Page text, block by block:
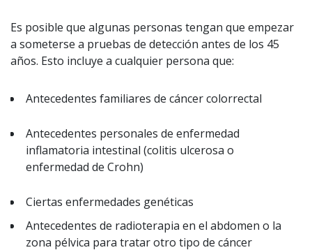
Es posible que algunas personas tengan que empezar
a someterse a pruebas de detección antes de los 45
años. Esto incluye a cualquier persona que:
Antecedentes familiares de cáncer colorrectal
Antecedentes personales de enfermedad
inflamatoria intestinal (colitis ulcerosa o
enfermedad de Crohn)
Ciertas enfermedades genéticas
Antecedentes de radioterapia en el abdomen o la
zona pélvica para tratar otro tipo de cáncer